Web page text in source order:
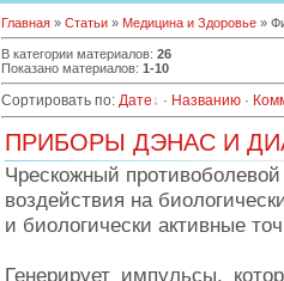
Главная » Статьи » Медицина и Здоровье »
В категории материалов: 26
Показано материалов: 1-10
Сортировать по: Дате · Названию ·
ПРИБОРЫ ДЭНАС И
Чрескожный
воздействия на
и биологически активные
Генерирует импульсы,